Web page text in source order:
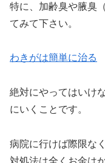
特に、加齢臭や腋臭
てみて下さい。
わきがは簡単に治る
絶対にやってはいけ
にいくことです。
病院に行けば際限な
対処法は全くお金は